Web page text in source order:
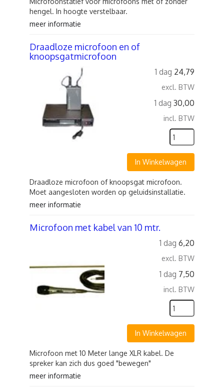
hengel. In hoogte verstelbaar.
meer informatie
Draadloze microfoon en of
knoopsgatmicrofoon
1 dag 24,79
excl. BTW
1 dag 30,00
incl. BTW
In Winkelwagen
Draadloze microfoon of knoopsgat microfoon.
Moet aangesloten worden op geluidsinstallatie.
meer informatie
Microfoon met kabel van 10 mtr.
1 dag 6,20
excl. BTW
1 dag 7,50
incl. BTW
In Winkelwagen
Microfoon met 10 Meter lange XLR kabel. De
spreker kan zich dus goed "bewegen"
meer informatie